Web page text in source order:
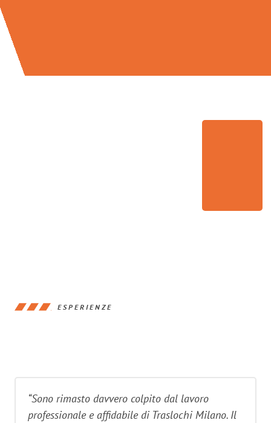
ESPERIENZE
“Sono rimasto davvero colpito dal lavoro
professionale e affidabile di Traslochi Milano. Il